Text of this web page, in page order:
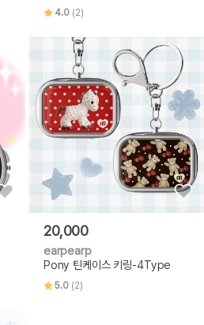
4.0 (2)
20,000
earpearp
Pony 틴케이스 키링-4Type
5.0 (2)